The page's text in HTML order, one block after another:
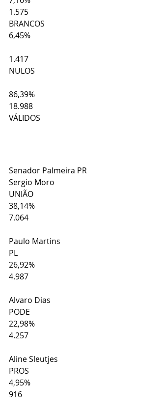
1.575
BRANCOS
6,45%
1.417
NULOS
86,39%
18.988
VÁLIDOS
Senador Palmeira PR
Sergio Moro
UNIÃO
38,14%
7.064
Paulo Martins
PL
26,92%
4.987
Alvaro Dias
PODE
22,98%
4.257
Aline Sleutjes
PROS
4,95%
916